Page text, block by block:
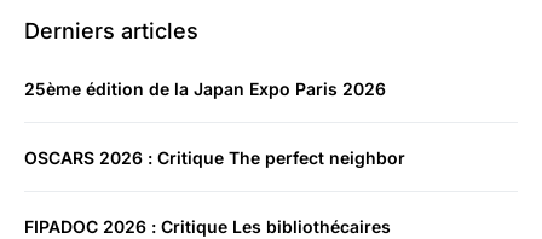
Derniers articles
25ème édition de la Japan Expo Paris 2026
OSCARS 2026 : Critique The perfect neighbor
FIPADOC 2026 : Critique Les bibliothécaires